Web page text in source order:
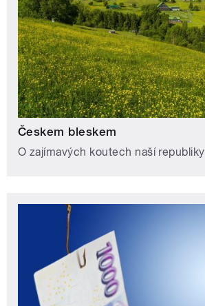
Českem bleskem
O zajímavých koutech naší republiky